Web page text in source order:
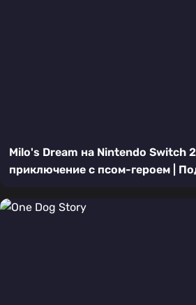
Milo's Dream на Nintendo Switch
приключение с псом-героем |